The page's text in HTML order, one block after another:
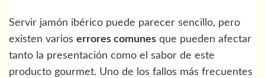
Servir jamón ibérico puede parecer sencillo, pero
existen varios errores comunes que pueden afectar
tanto la presentación como el sabor de este
producto gourmet. Uno de los fallos más frecuentes